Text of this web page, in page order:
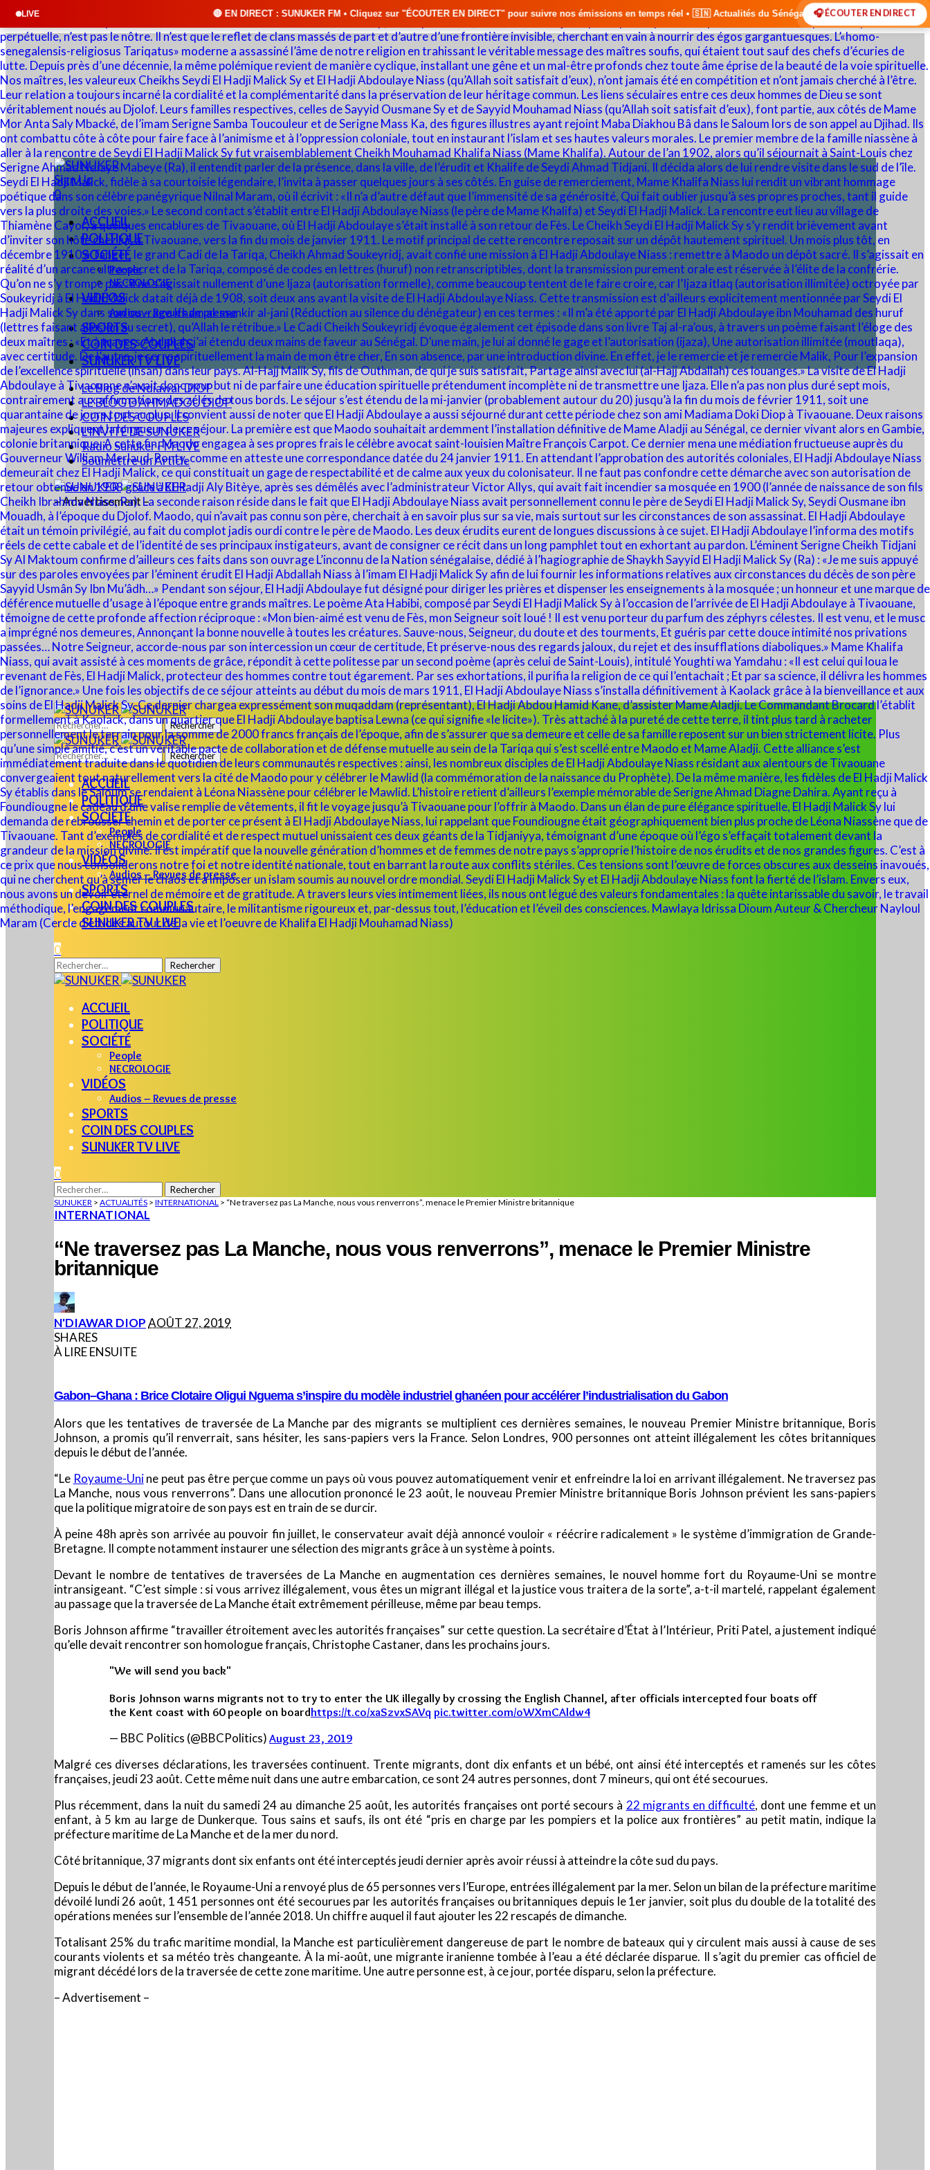
LIVE 🔴 EN DIRECT : SUNUKER FM • Cliquez sur "ÉCOUTER EN DIRECT" pour suivre nos émissions en temps réel • 🇸🇳 Actualités du Sénégal • 🌍 Actualités Internationales • 🎙️ Débats •
🎧 ÉCOUTER EN DIRECT
Sign Up
0
ACCUEIL
POLITIQUE
SOCIÉTÉ
People
NECROLOGIE
VIDÉOS
Audios – Revues de presse
SPORTS
COIN DES COUPLES
SUNUKER TV LIVE
Le Blog de Ndiawar DIOP
LE BLOG D’AHMADOU DIOP
COIN DES COUPLES
L’INVITÉ DE SUNUKER
Radio Sunuker FM LIVE
Soumettre un Article
– Advertisement –
Rechercher :
Rechercher :
ACCUEIL
POLITIQUE
SOCIÉTÉ
People
NECROLOGIE
VIDÉOS
Audios – Revues de presse
SPORTS
COIN DES COUPLES
SUNUKER TV LIVE
0
Rechercher :
ACCUEIL
POLITIQUE
SOCIÉTÉ
People
NECROLOGIE
VIDÉOS
Audios – Revues de presse
SPORTS
COIN DES COUPLES
SUNUKER TV LIVE
0
Rechercher :
SUNUKER > ACTUALITÉS > INTERNATIONAL > “Ne traversez pas La Manche, nous vous renverrons”, menace le Premier Ministre britannique
INTERNATIONAL
“Ne traversez pas La Manche, nous vous renverrons”, menace le Premier Ministre
britannique
POSTED
BY
N'DIAWAR DIOPAOÛT 27, 2019
SHARES
À LIRE ENSUITE
Gabon–Ghana : Brice Clotaire Oligui Nguema s’inspire du modèle industriel ghanéen pour accélérer l’industrialisation du Gabon
Alors que les tentatives de traversée de La Manche par des migrants se multiplient ces dernières semaines, le nouveau Premier Ministre britannique, Boris
Johnson, a promis qu’il renverrait, sans hésiter, les sans-papiers vers la France. Selon Londres, 900 personnes ont atteint illégalement les côtes britanniques
depuis le début de l’année.
“Le Royaume-Unine peut pas être perçue comme un pays où vous pouvez automatiquement venir et enfreindre la loi en arrivant illégalement. Ne traversez pas
La Manche, nous vous renverrons”. Dans une allocution prononcé le 23 août, le nouveau Premier Ministre britannique Boris Johnson prévient les sans-papiers
que la politique migratoire de son pays est en train de se durcir.
À peine 48h après son arrivée au pouvoir fin juillet, le conservateur avait déjà annoncé vouloir « réécrire radicalement » le système d’immigration de Grande-
Bretagne. Il compte notamment instaurer une sélection des migrants grâce à un système à points.
Devant le nombre de tentatives de traversées de La Manche en augmentation ces dernières semaines, le nouvel homme fort du Royaume-Uni se montre
intransigeant. “C’est simple : si vous arrivez illégalement, vous êtes un migrant illégal et la justice vous traitera de la sorte”, a-t-il martelé, rappelant également
au passage que la traversée de La Manche était extrêmement périlleuse, même par beau temps.
Boris Johnson affirme “travailler étroitement avec les autorités françaises” sur cette question. La secrétaire d’État à l’Intérieur, Priti Patel, a justement indiqué
qu’elle devait rencontrer son homologue français, Christophe Castaner, dans les prochains jours.
"We will send you back"
Boris Johnson warns migrants not to try to enter the UK illegally by crossing the English Channel, after officials intercepted four boats off
the Kent coast with 60 people on boardhttps://t.co/xaSzvxSAVq pic.twitter.com/oWXmCAldw4
— BBC Politics (@BBCPolitics) August 23, 2019
Malgré ces diverses déclarations, les traversées continuent. Trente migrants, dont dix enfants et un bébé, ont ainsi été interceptés et ramenés sur les côtes
françaises, jeudi 23 août. Cette même nuit dans une autre embarcation, ce sont 24 autres personnes, dont 7 mineurs, qui ont été secourues.
Plus récemment, dans la nuit du samedi 24 au dimanche 25 août, les autorités françaises ont porté secours à 22 migrants en difficulté, dont une femme et un
enfant, à 5 km au large de Dunkerque. Tous sains et saufs, ils ont été “pris en charge par les pompiers et la police aux frontières” au petit matin, indique la
préfecture maritime de La Manche et de la mer du nord.
Côté britannique, 37 migrants dont six enfants ont été interceptés jeudi dernier après avoir réussi à atteindre la côte sud du pays.
Depuis le début de l’année, le Royaume-Uni a renvoyé plus de 65 personnes vers l’Europe, entrées illégalement par la mer. Selon un bilan de la préfecture maritime
dévoilé lundi 26 août, 1 451 personnes ont été secourues par les autorités françaises ou britanniques depuis le 1er janvier, soit plus du double de la totalité des
opérations menées sur l’ensemble de l’année 2018. Un chiffre auquel il faut ajouter les 22 rescapés de dimanche.
Totalisant 25% du trafic maritime mondial, la Manche est particulièrement dangereuse de part le nombre de bateaux qui y circulent mais aussi à cause de ses
courants violents et sa météo très changeante. À la mi-août, une migrante iranienne tombée à l’eau a été déclarée disparue. Il s’agit du premier cas officiel de
migrant décédé lors de la traversée de cette zone maritime. Une autre personne est, à ce jour, portée disparu, selon la préfecture.
– Advertisement –